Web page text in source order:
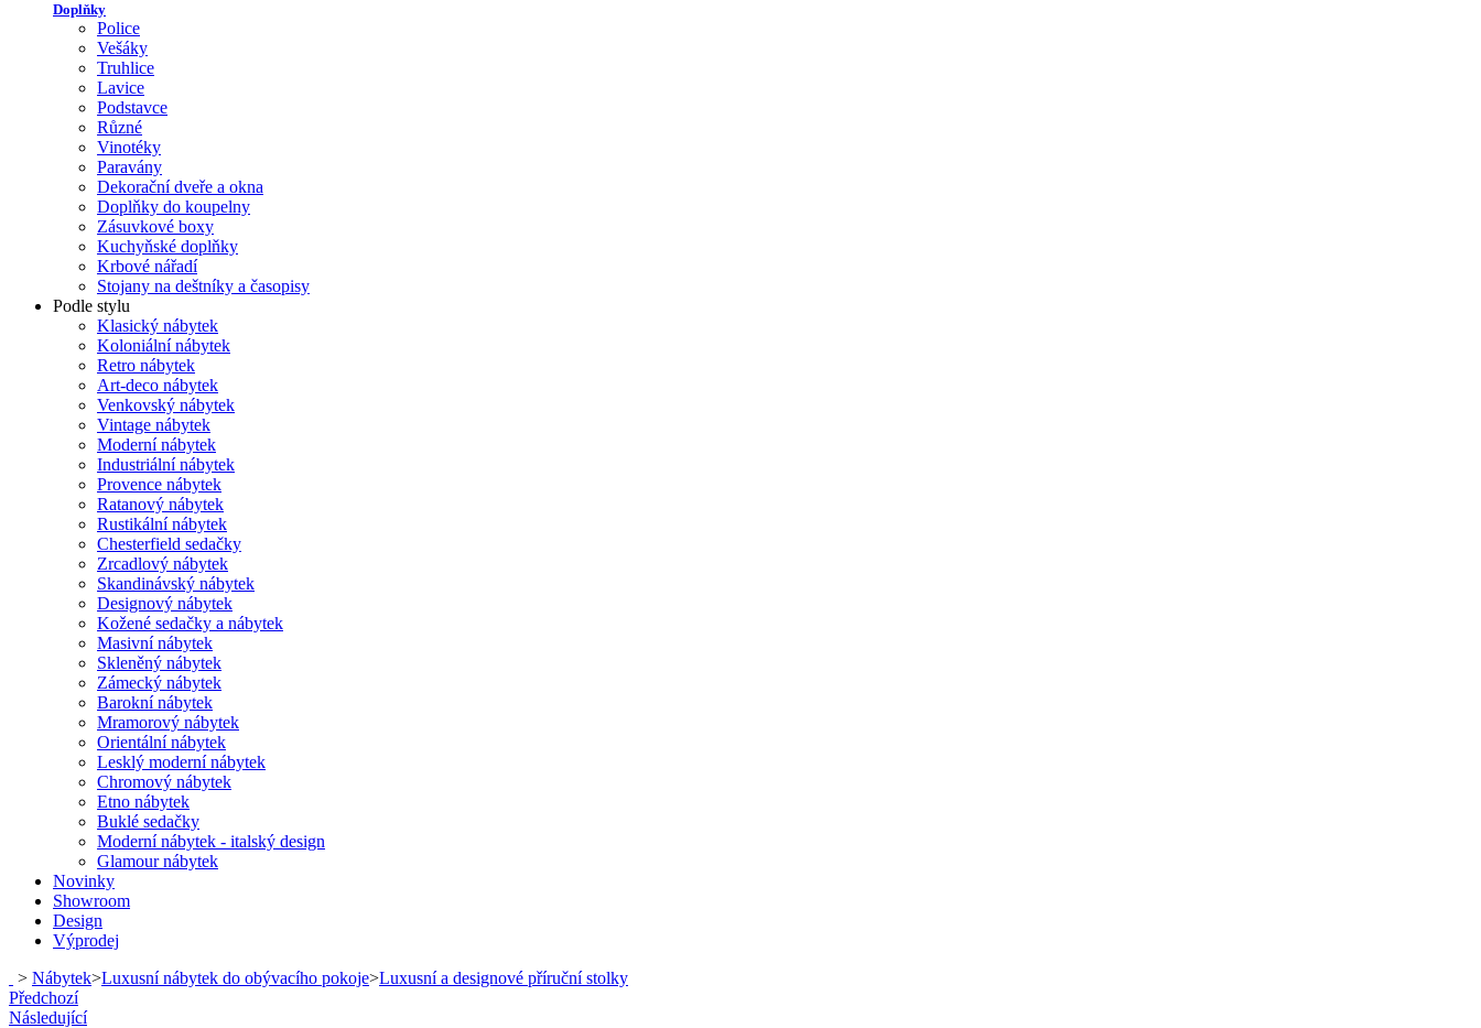
Doplňky
Police
Vešáky
Truhlice
Lavice
Podstavce
Různé
Vinotéky
Paravány
Dekorační dveře a okna
Doplňky do koupelny
Zásuvkové boxy
Kuchyňské doplňky
Krbové nářadí
Stojany na deštníky a časopisy
Podle stylu
Klasický nábytek
Koloniální nábytek
Retro nábytek
Art-deco nábytek
Venkovský nábytek
Vintage nábytek
Moderní nábytek
Industriální nábytek
Provence nábytek
Ratanový nábytek
Rustikální nábytek
Chesterfield sedačky
Zrcadlový nábytek
Skandinávský nábytek
Designový nábytek
Kožené sedačky a nábytek
Masivní nábytek
Skleněný nábytek
Zámecký nábytek
Barokní nábytek
Mramorový nábytek
Orientální nábytek
Lesklý moderní nábytek
Chromový nábytek
Etno nábytek
Buklé sedačky
Moderní nábytek - italský design
Glamour nábytek
Novinky
Showroom
Design
Výprodej
> Nábytek>Luxusní nábytek do obývacího pokoje>Luxusní a designové příruční stolky
Předchozí
Následující